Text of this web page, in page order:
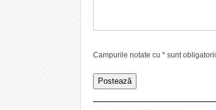
Campurile notate cu * sunt obligatorii